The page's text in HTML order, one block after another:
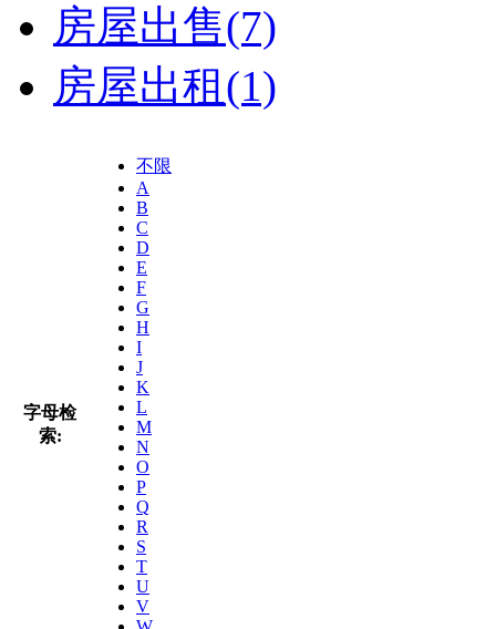
房屋出售(7)
房屋出租(1)
字母检
索:
不限
A
B
C
D
E
F
G
H
I
J
K
L
M
N
O
P
Q
R
S
T
U
V